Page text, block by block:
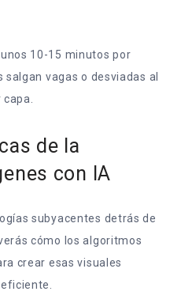
10-15 minutos por
vagas o desviadas al
capa.
de la
con IA
subyacentes detrás de
cómo los algoritmos
crear esas visuales